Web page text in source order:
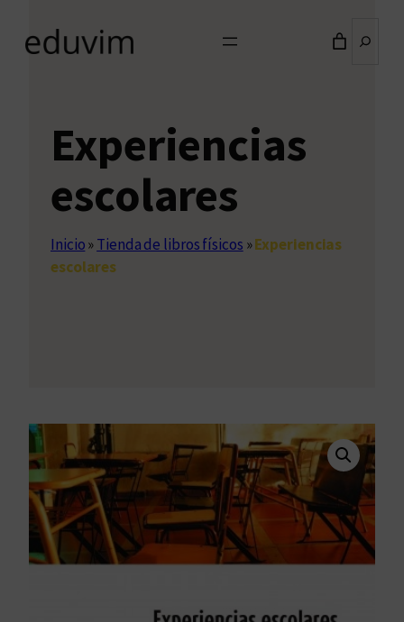
Experiencias
escolares
Inicio»Tienda de libros físicos »Experiencias
escolares